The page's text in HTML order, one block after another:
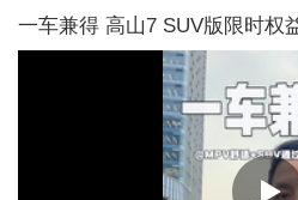
一车兼得 高山7 SUV版限时权